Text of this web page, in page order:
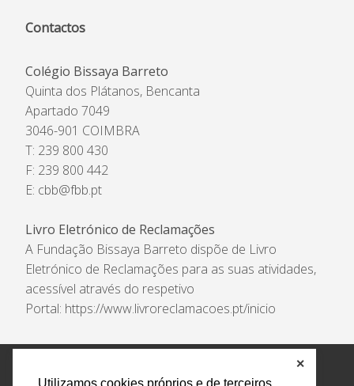
Utilizamos cookies próprios e de terceiros
✕
Contactos
Colégio Bissaya Barreto
Quinta dos Plátanos, Bencanta
Apartado 7049
3046-901 COIMBRA
T: 239 800 430
F: 239 800 442
E: cbb@fbb.pt
Livro Eletrónico de Reclamações
A Fundação Bissaya Barreto dispõe de Livro
Eletrónico de Reclamações para as suas atividades,
acessível através do respetivo
Portal: https://www.livroreclamacoes.pt/inicio
Política de Privacidade e Tratamento de Dados